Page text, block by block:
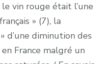
vin rouge était l’une
» (7), la
d’une diminution des
France malgré un